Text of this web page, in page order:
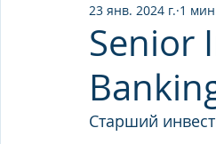
Senior
23 янв. 2024 г. 1
Старший